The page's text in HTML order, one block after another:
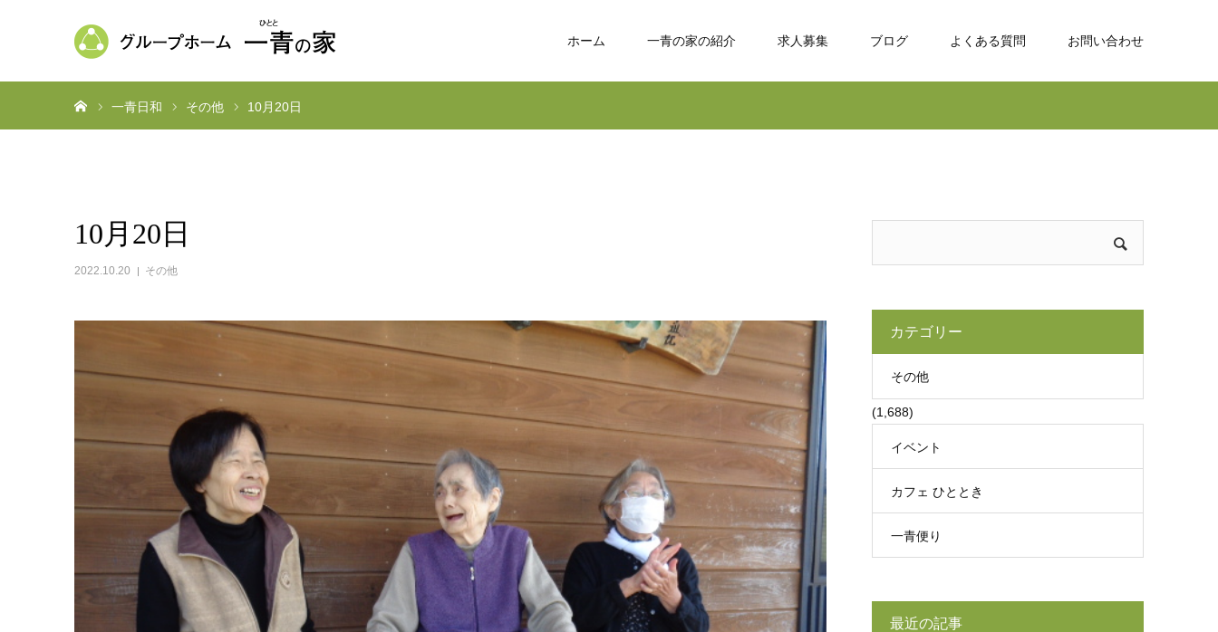
ホーム 一青の家の紹介 求人募集 ブログ よくある質問 お問い合わせ
一青日和 その他 10月20日
10月20日
2022.10.20 その他
カテゴリー
その他
(1,688)
イベント
カフェ ひととき
一青便り
最近の記事